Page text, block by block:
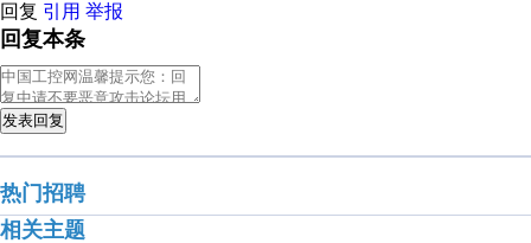
回复 引用 举报
回复本条
发表回复
热门招聘
相关主题